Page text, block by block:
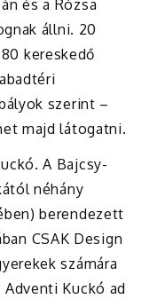
és a Rózsa
állni. 20
kereskedő
szerint –
majd látogatni.
A Bajcsy-
néhány
berendezett
CSAK Design
számára
Kuckó ad